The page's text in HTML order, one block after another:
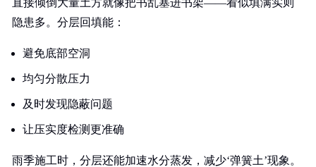
直接倾倒大量土方就像把书乱塞进书架——看似填满实则
隐患多。分层回填能：
避免底部空洞
均匀分散压力
及时发现隐蔽问题
让压实度检测更准确
雨季施工时，分层还能加速水分蒸发，减少‘弹簧土’现象。